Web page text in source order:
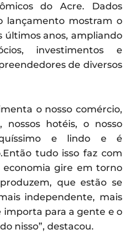
do Acre. Dados
lançamento mostram o
últimos anos, ampliando
investimentos e
de diversos
o nosso comércio,
nossos hotéis, o nosso
e lindo e é
tudo isso faz com
gire em torno
que estão se
independente, mais
importa para a gente e o
nisso”, destacou.